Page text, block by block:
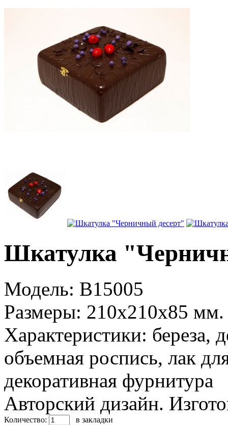
Шкатулка
Модель: B15005
Размеры: 210x210x85 мм.
Характеристики: береза,
объемная роспись, лак
декоративная фурнитура
Авторский дизайн.
Количество:
в закладки